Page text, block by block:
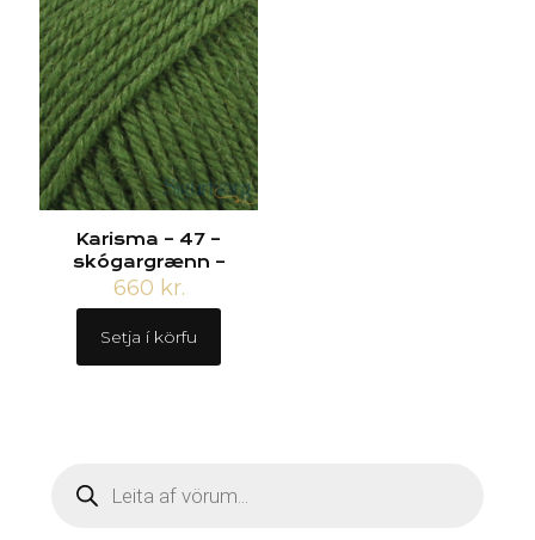
Karisma – 47 –
skógargrænn –
660 kr.
Setja í körfu
search